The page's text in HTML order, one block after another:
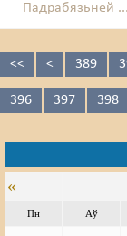
Падрабязьней ...
<< < 389
396 397 398
«
Пн Аў